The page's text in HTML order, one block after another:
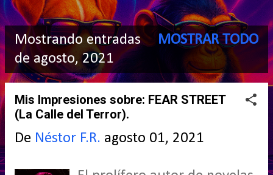
E
n
a
Mostrando entradas
de agosto, 2021
MOSTRAR TODO
Mis Impresiones sobre: FEAR STREET
(La Calle del Terror).
De Néstor F.R. agosto 01, 2021